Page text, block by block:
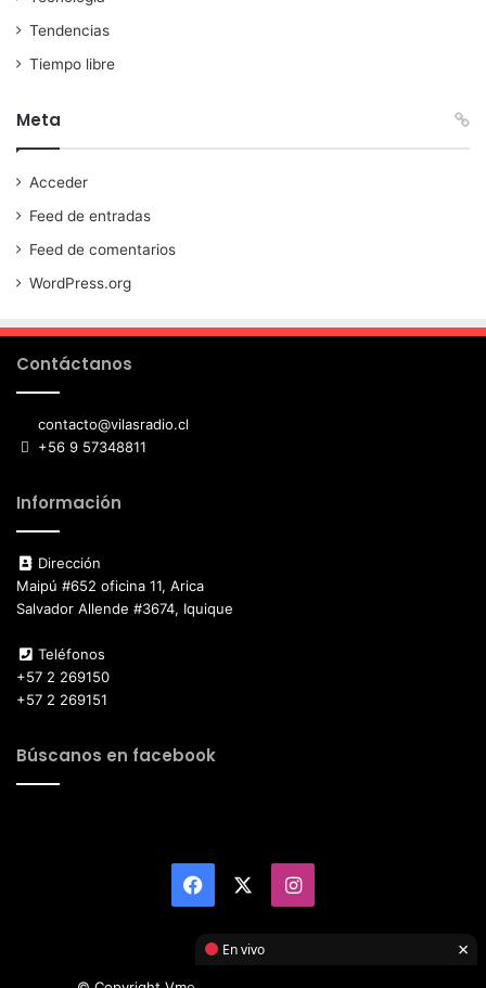
Tendencias
Tiempo libre
Meta
Acceder
Feed de entradas
Feed de comentarios
WordPress.org
Contáctanos
contacto@vilasradio.cl
+56 9 57348811
Información
Dirección
Maipú #652 oficina 11, Arica
Salvador Allende #3674, Iquique
Teléfonos
+57 2 269150
+57 2 269151
Búscanos en facebook
Facebook Instagram
En vivo ×